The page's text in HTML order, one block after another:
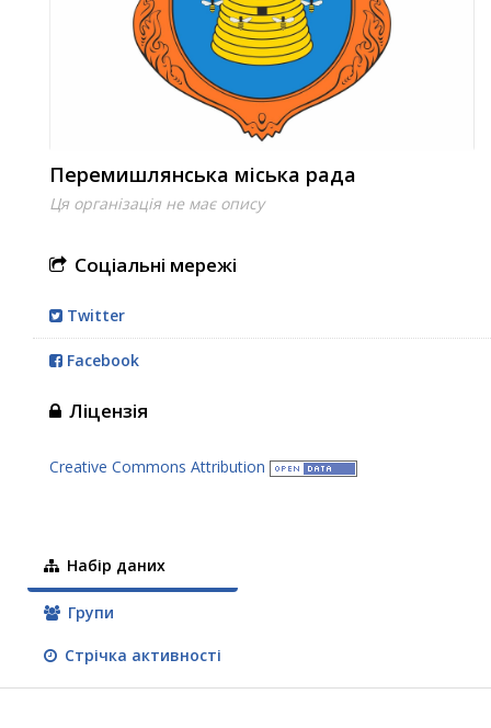
Перемишлянська міська рада
Ця організація не має опису
Соціальні мережі
Twitter
Facebook
Ліцензія
Creative Commons Attribution
Набір даних
Групи
Стрічка активності